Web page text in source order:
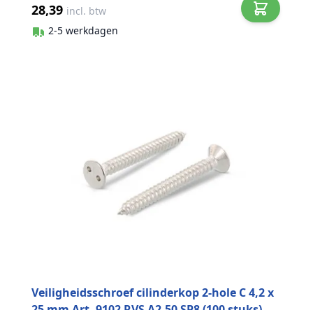
28,39 incl. btw
2-5 werkdagen
Veiligheidsschroef cilinderkop 2-hole C 4,2 x